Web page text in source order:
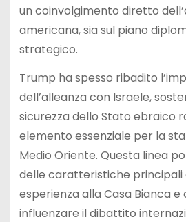
un coinvolgimento diretto
americana, sia sul piano
strategico.
Trump ha spesso ribadito
dell’alleanza con Israele,
sicurezza dello Stato ebraico
elemento essenziale per la
Medio Oriente. Questa linea
delle caratteristiche principali
esperienza alla Casa Bianca e
influenzare il dibattito